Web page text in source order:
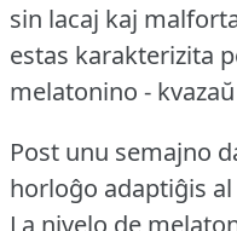
sin lacaj kaj
estas karakterizita
melatonino -
Post unu semajno
horloĝo adaptiĝis
La nivelo de